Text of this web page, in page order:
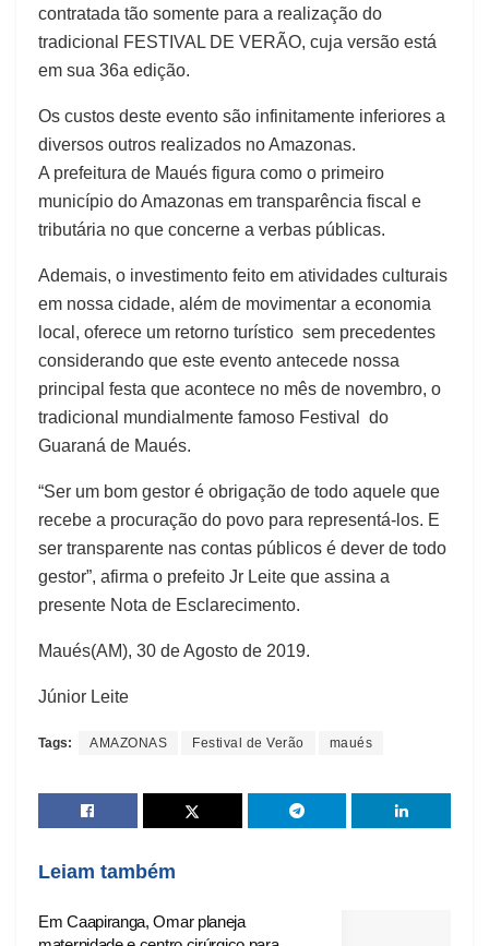
contratada tão somente para a realização do
tradicional FESTIVAL DE VERÃO, cuja versão está
em sua 36a edição.
Os custos deste evento são infinitamente inferiores a
diversos outros realizados no Amazonas.
A prefeitura de Maués figura como o primeiro
município do Amazonas em transparência fiscal e
tributária no que concerne a verbas públicas.
Ademais, o investimento feito em atividades culturais
em nossa cidade, além de movimentar a economia
local, oferece um retorno turístico sem precedentes
considerando que este evento antecede nossa
principal festa que acontece no mês de novembro, o
tradicional mundialmente famoso Festival do
Guaraná de Maués.
“Ser um bom gestor é obrigação de todo aquele que
recebe a procuração do povo para representá-los. E
ser transparente nas contas públicos é dever de todo
gestor”, afirma o prefeito Jr Leite que assina a
presente Nota de Esclarecimento.
Maués(AM), 30 de Agosto de 2019.
Júnior Leite
Tags: AMAZONAS Festival de Verão maués
Leiam também
Em Caapiranga, Omar planeja